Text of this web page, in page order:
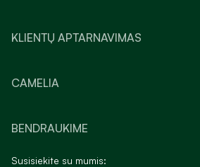
KLIENTŲ APTARNAVIMAS
CAMELIA
BENDRAUKIME
Susisiekite su mumis: